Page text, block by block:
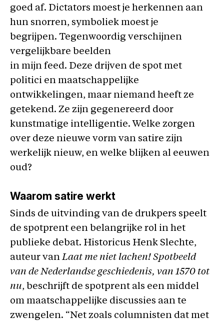
goed af. Dictators moest je herkennen aan
hun snorren, symboliek moest je
begrijpen. Tegenwoordig verschijnen
vergelijkbare beelden
in mijn feed. Deze drijven de spot met
politici en maatschappelijke
ontwikkelingen, maar niemand heeft ze
getekend. Ze zijn gegenereerd door
kunstmatige intelligentie. Welke zorgen
over deze nieuwe vorm van satire zijn
werkelijk nieuw, en welke blijken al eeuwen
oud?
Waarom satire werkt
Sinds de uitvinding van de drukpers speelt
de spotprent een belangrijke rol in het
publieke debat. Historicus Henk Slechte,
auteur vanLaat me niet lachen! Spotbeeld
van de Nederlandse geschiedenis, van 1570 tot
nu, beschrijft de spotprent als een middel
om maatschappelijke discussies aan te
zwengelen. “Net zoals columnisten dat met